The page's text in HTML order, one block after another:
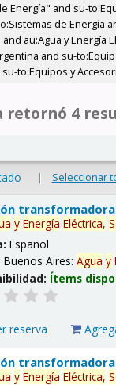
and su-
de Energía
au:Agua y Energía
and su-
to:Equipos y
retornó 4
| Seleccionar
y Energía Eléctrica,
Español
Buenos Aires:Agua y
Ítems
reserva
y Energía Eléctrica,